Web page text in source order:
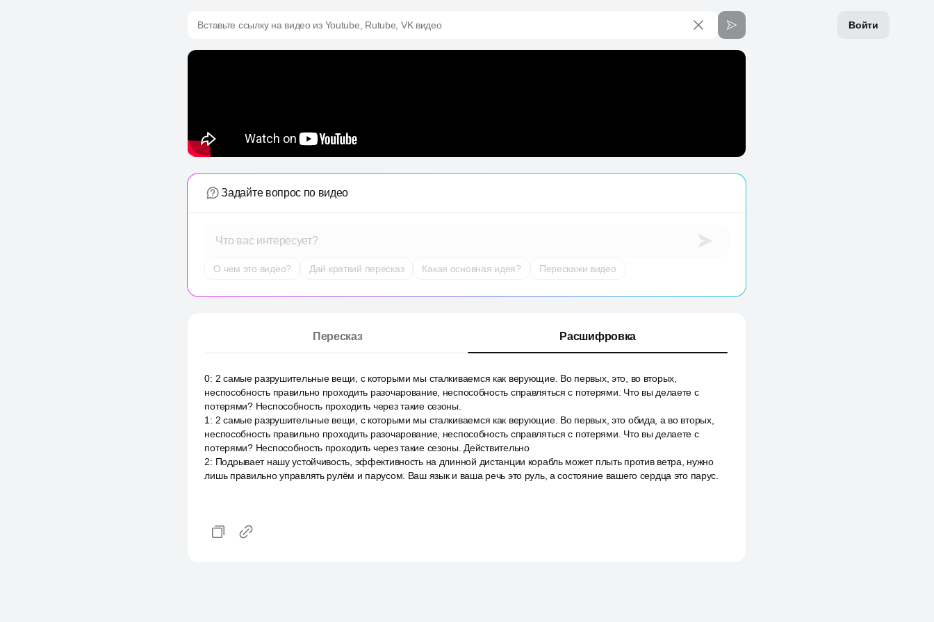
Войти
Вставьте ссылку на видео из Youtube, Rutube, VK видео
Задайте вопрос по видео
Что вас интересует?
О чем это видео? Дай краткий пересказ Какая основная идея? Перескажи видео
Пересказ Расшифровка
0: 2 самые разрушительные вещи, с которыми мы сталкиваемся как верующие. Во первых, это, во вторых,
неспособность правильно проходить разочарование, неспособность справляться с потерями. Что вы делаете с
потерями? Неспособность проходить через такие сезоны.
1 : 2 самые разрушительные вещи, с которыми мы сталкиваемся как верующие. Во первых, это обида, а во вторых,
неспособность правильно проходить разочарование, неспособность справляться с потерями. Что вы делаете с
потерями? Неспособность проходить через такие сезоны. Действительно
2: Подрывает нашу устойчивость, эффективность на длинной дистанции корабль может плыть против ветра, нужно
лишь правильно управлять рулём и парусом. Ваш язык и ваша речь это руль, а состояние вашего сердца это парус.